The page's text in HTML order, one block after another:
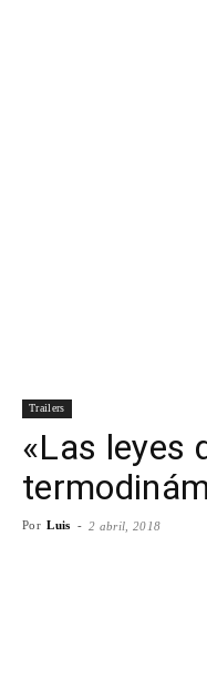
Trailers
«Las leyes
Por Luis - 2 abril, 2018